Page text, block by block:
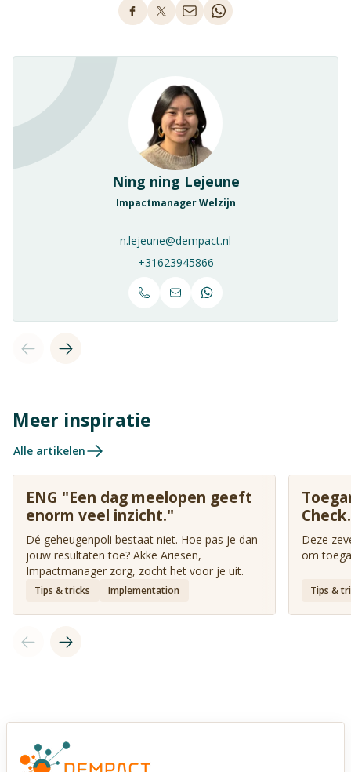
Ning ning Lejeune
Impactmanager Welzijn
n.lejeune@dempact.nl
+31623945866
Meer inspiratie
Alle artikelen
ENG "Een dag meelopen geeft
enorm veel inzicht."
Dé geheugenpoli bestaat niet. Hoe pas je dan
jouw resultaten toe? Akke Ariesen,
Impactmanager zorg, zocht het voor je uit.
Tips & tricks Implementation
Check.
Deze
om
Tips &